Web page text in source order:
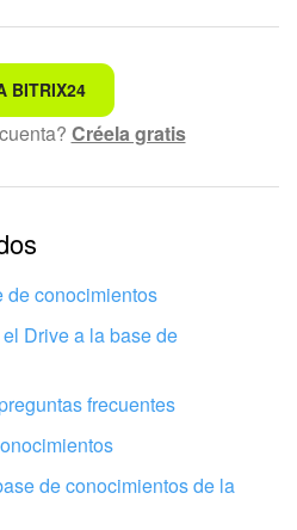
corta. Necesito más
esta herramienta
BITRIX24
Créela gratis
de conocimientos
Drive a la base de
frecuentes
de conocimientos de la